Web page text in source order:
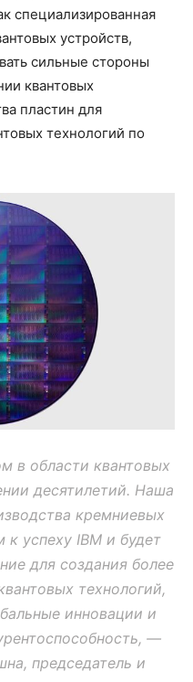
специализированная
устройств,
сильные стороны
квантовых
пластин для
технологий по
в области квантовых
десятилетий. Наша
кремниевых
успеху IBM и будет
для создания более
технологий,
инновации и
—
председатель и